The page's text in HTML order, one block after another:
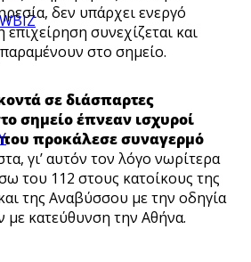
δεν υπάρχει ενεργό
συνεχίζεται και
στο σημείο.
σε διάσπαρτες
σημείο έπνεαν ισχυροί
προκάλεσε συναγερμό
γι’ αυτόν τον λόγο νωρίτερα
του 112 στους κατοίκους της
της Αναβύσσου με την οδηγία
κατεύθυνση την Αθήνα.